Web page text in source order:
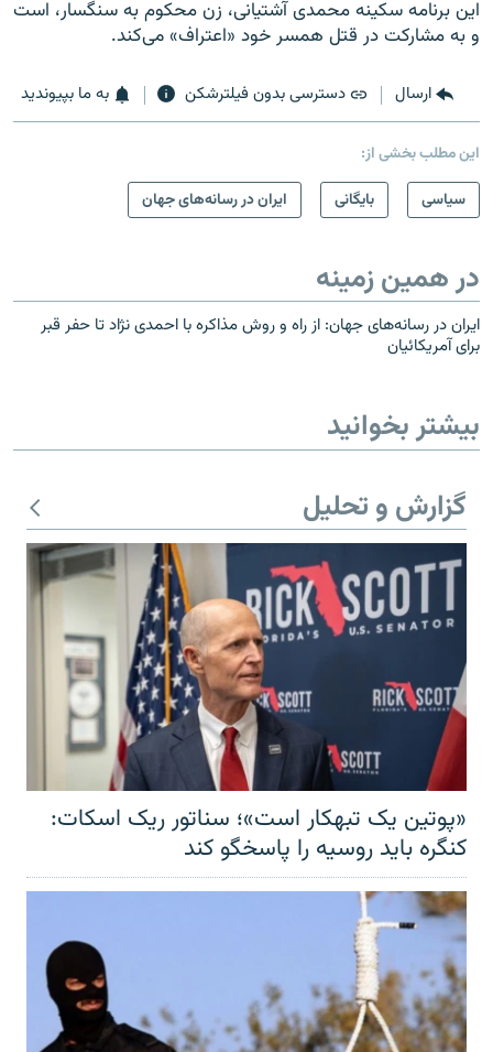
این برنامه سکینه محمدی آشتیانی، زن محکوم به سنگسار، است
و به مشارکت در قتل همسر خود «اعتراف» می‌کند.
ارسال دسترسی بدون فیلترشکن به ما بپیوندید
این مطلب بخشی از:
سیاسی
بایگانی ایران در رسانه‌های جهان
در همین زمینه
ایران در رسانه‌های جهان: از راه و روش مذاکره با احمدی نژاد تا حفر قبر
برای آمریکائیان
بیشتر بخوانید
گزارش و تحلیل
«پوتین یک تبهکار است»؛ سناتور ریک اسکات:
کنگره باید روسیه را پاسخگو کند